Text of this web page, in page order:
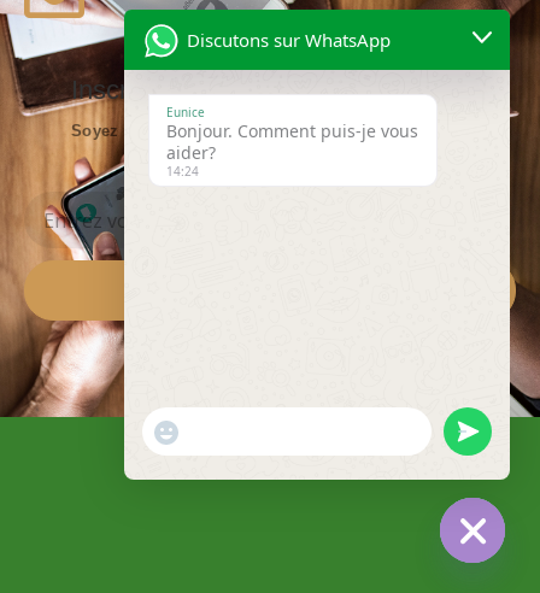
Inscrivez vous à notre Newsletters
Soyez informés en temps réel de nos nouveautés ...
Discutons sur WhatsApp
Eunice
Bonjour. Comment puis-je vous
aider?
14:24
"+CHATY_SETTINGS.LANG.EMOJI_PICKER+"
WhatsApp Message
UNDEFINED